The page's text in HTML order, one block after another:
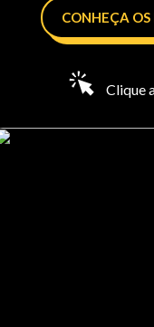
CONHEÇA
Clique